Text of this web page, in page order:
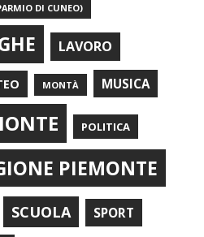
DI CUNEO)
LAVORO
MONTÀ MUSICA
POLITICA
PIEMONTE
SCUOLA SPORT